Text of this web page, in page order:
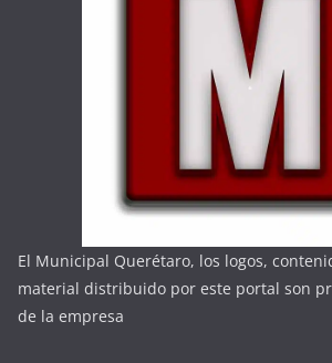
El Municipal Querétaro, los logos,
material distribuido por este portal son
de la empresa